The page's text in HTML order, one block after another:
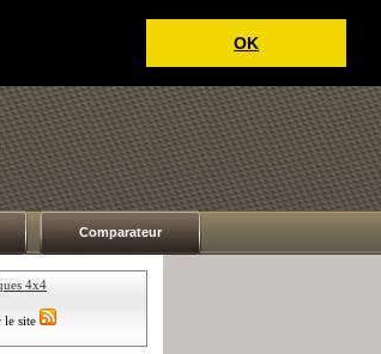
OK
Comparateur
4x4
le site